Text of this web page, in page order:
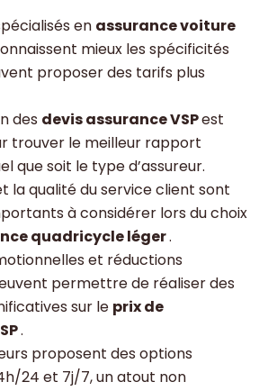
en assurance voiture
mieux les spécificités
proposer des tarifs plus
des devis assurance VSPest
trouver le meilleur rapport
que soit le type d’assureur.
la qualité du service client sont
à considérer lors du choix
quadricycle léger.
et réductions
permettre de réaliser des
sur le prix de
.
proposent des options
24 et 7j/7, un atout non